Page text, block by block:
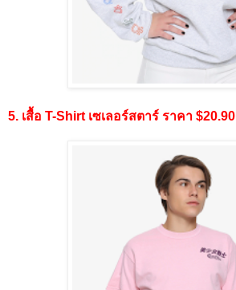
5. เสื้อ T-Shirt เซเลอร์สตาร์ ราคา $20.90